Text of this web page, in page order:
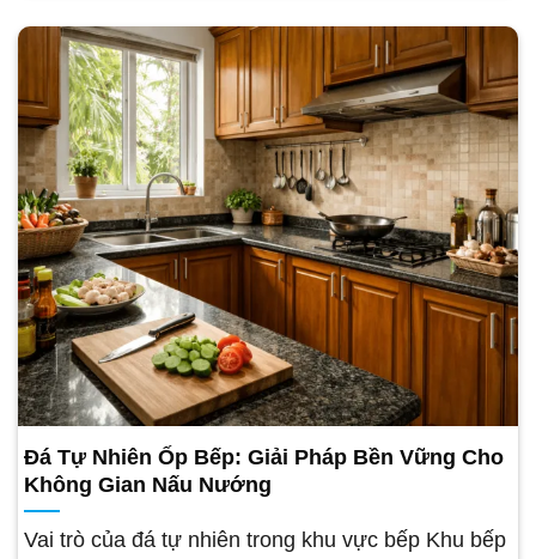
Đá Tự Nhiên Ốp Bếp: Giải Pháp Bền Vững Cho
Không Gian Nấu Nướng
Vai trò của đá tự nhiên trong khu vực bếp Khu bếp